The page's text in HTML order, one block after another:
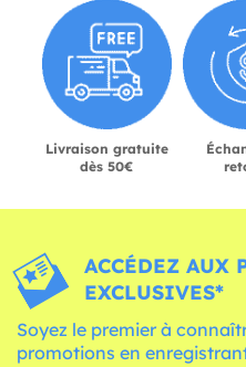
Livraison gratuite
dès 50€
ACCÉDEZ AUX
EXCLUSIVES*
Soyez le premier à
promotions en